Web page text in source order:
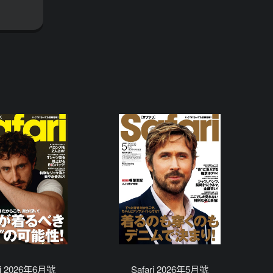
2026年6月號 Safari 2026年5月號